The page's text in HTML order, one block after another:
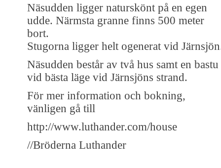
Näsudden ligger naturskönt på en egen
udde. Närmsta granne finns 500 meter
bort.
Stugorna ligger helt ogenerat vid
Näsudden består av två hus samt en bastu
vid bästa läge vid Järnsjöns strand.
För mer information och bokning,
vänligen gå till
http://www.luthander.com/house
//Bröderna Luthander